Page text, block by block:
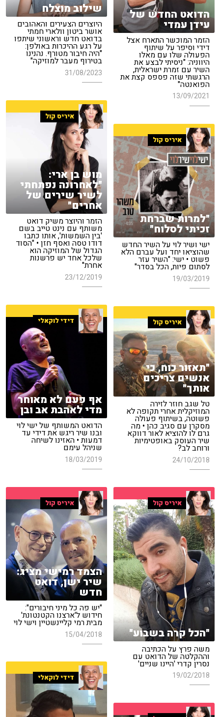
שילוב מוצלח
היוצרים הצעירים והאהובים
אושר ביטון וולארי חמתי
בדואט חדש וראשוני שיתפו
על רגע ההיכרות באולפן:
"היה חיבור מטורף. נהנינו
בטירוף מעבר למוזיקה"
31/08/2023
הדואט החדש של
עידן עמדי
הזמר המוכשר התארח אצל
דידי וסיפר על שיתוף
הפעולה שלו עם מאלו
היווניה: "ניסיתי לבצע את
השיר עם זמרת ישראלית,
הרגשתי שזה פספס קצת את
הפואנטה"
13/09/2021
איריס קול
מוש בן ארי:
"לאחרונה נפתחתי
לשיר שירים של
אחרים"
הזמר והיוצר משיק דואט
משותף עם נינט טייב בשם
'בין השמשות', אותו כתבו
דודו טסה ואסף חזן • "הסוד
הגדול של המוזיקה הוא
שלכל אחד יש פרשנות
אחרת"
23/12/2019
איריס קול
"למרות שברחת
זכיתי לסלוח"
ישי ושיר לוי על השיר החדש
שהוציאו יחד ועל עברם הלא
פשוט • ישי: "השיר עזר
לסתום פיות, הכל בסדר"
19/03/2019
דידי לוקאלי
אף פעם לא מאוחר
מדי לאהבת אב ובן
הדואט המשותף של ישי לוי
ובנו שיר ריגש את דידי עד
דמעות • האזינו לשיחה
שניהל עימם
18/03/2019
איריס קול
"תאזור כוח, כי
אנשים צריכים
אותך"
טל שגב חוזר לזירה
המוזיקלית אחרי תקופה לא
פשוטה, בשיתוף פעולה
מסקרן עם סגיב כהן • מה
גרם לו להוציא לאור דווקא
שיר העוסק באופטימיות
ורוחב לב?
24/10/2018
איריס קול
הצמד רמישי מציג:
שיר ישן, דואט
חדש
"יש פה כל מיני חיבורים":
חידוש ל'ארצנו הקטנטונת'
מבית רמי קליינשטיין וישי לוי
15/04/2018
איריס קול
"הכל קרה בשבוע"
משה פרץ על הכתיבה
וההקלטה של הדואט עם
נסרין קדרי 'היינו שניים'
19/02/2018 דידי לוקאלי